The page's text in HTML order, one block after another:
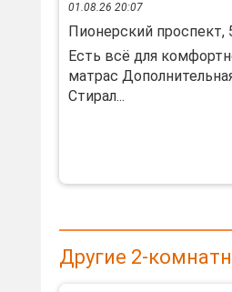
01.08.26 20:07
Пионерский проспект,
Есть всё для
матрас
Стирал...
Другие 2-